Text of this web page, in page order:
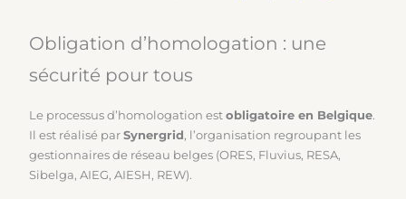
Obligation d’homologation : une
sécurité pour tous
Le processus d’homologation est obligatoire en Belgique.
Il est réalisé par Synergrid, l’organisation regroupant les
gestionnaires de réseau belges (ORES, Fluvius, RESA,
Sibelga, AIEG, AIESH, REW).